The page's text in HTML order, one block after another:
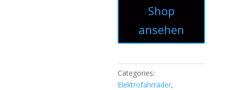
Shop
ansehen
Categories:
Elektrofahrräder,